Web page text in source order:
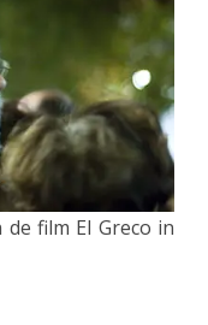
17
mei
2022)
film El Greco in